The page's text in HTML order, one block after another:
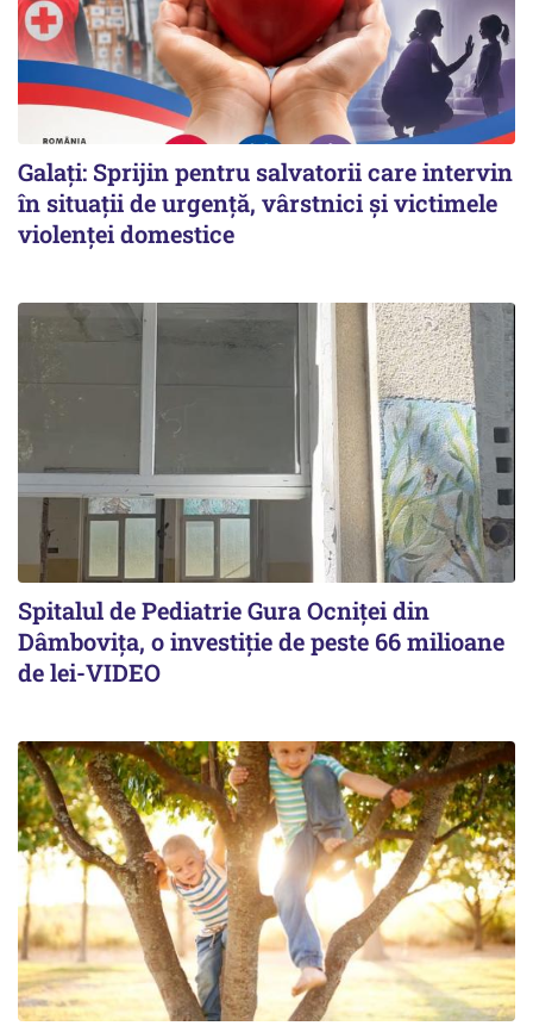
Galați: Sprijin pentru salvatorii care intervin
în situații de urgență, vârstnici și victimele
violenței domestice
Spitalul de Pediatrie Gura Ocniței din
Dâmbovița, o investiție de peste 66 milioane
de lei-VIDEO